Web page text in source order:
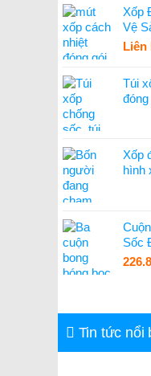
Xốp
Vệ
Liên
Túi
Xốp
hình
Sốc
Tin tức nổi